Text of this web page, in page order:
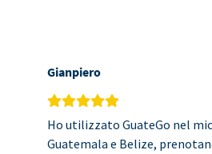
Gianpiero
Ho utilizzato GuateGo nel
Guatemala e Belize,